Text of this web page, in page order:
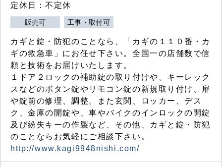
定休日：不定休
販売可 工事・取付可
カギと錠・防犯のことなら、「カギの１１０番・カ
ギの救急車」にお任せ下さい。全国一の店舗数で信
頼と技術をお届けいたします。
１ドア２ロックの補助錠の取り付けや、キーレック
スなどのボタン錠やリモコン錠の新規取り付け、扉
や錠前の修理、調整。また玄関、ロッカー、デス
ク、金庫の開錠や、車やバイクのインロックの開錠
及び紛失キーの作製など、その他、カギと錠・防犯
のことならお気軽にご相談下さい。
http://www.kagi9948nishi.com/